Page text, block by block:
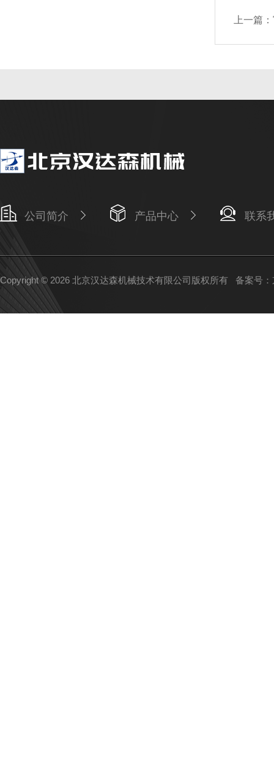
上一篇：
公司简介 产品中心 联系
Copyright © 2026 北京汉达森机械技术有限公司版权所有 备案号：